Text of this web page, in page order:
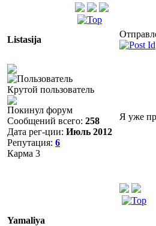
Listasija
Крутой пользователь
Покинул форум
Сообщений всего: 258
Дата рег-ции: Июль 2012
Репутация: 6
Карма 3
Я уже
Yamaliya